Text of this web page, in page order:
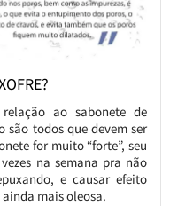
ao sabonete de
são todos que devem ser
for muito “forte”, seu
na semana pra não
e causar efeito
mais oleosa.